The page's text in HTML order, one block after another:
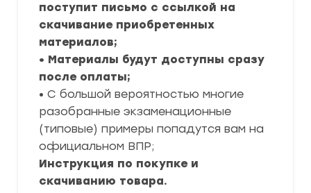
поступит письмо с ссылкой на
скачивание приобретенных
материалов;
• Материалы будут доступны сразу
после оплаты;
• С большой вероятностью многие
разобранные экзаменационные
(типовые) примеры попадутся вам на
официальном ВПР;
Инструкция по покупке и
скачиванию товара.